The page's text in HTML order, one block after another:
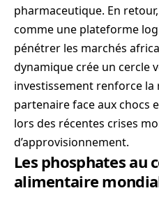
pharmaceutique. En
comme une plateforme
pénétrer les marchés
dynamique crée un cercle
investissement renforce la
partenaire face aux chocs
lors des récentes crises
d’approvisionnement.
Les phosphates au
alimentaire